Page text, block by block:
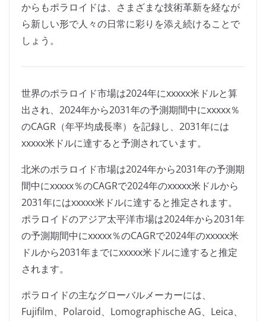
からもポラロイドは、さまざまな技術革新を経なが
ら新しい形で人々の日常に彩りを添え続けることで
しょう。
世界のポラロイド市場は2024年にxxxxx米ドルと算
出され、2024年から2031年の予測期間中にxxxxx％
のCAGR（年平均成長率）を記録し、2031年には
xxxxx米ドルに達すると予測されています。
北米のポラロイド市場は2024年から2031年の予測期
間中にxxxxx％のCAGRで2024年のxxxxx米ドルから
2031年にはxxxxx米ドルに達すると推定されます。
ポラロイドのアジア太平洋市場は2024年から2031年
の予測期間中にxxxxx％のCAGRで2024年のxxxxx米
ドルから2031年までにxxxxx米ドルに達すると推定
されます。
ポラロイドの主なグローバルメーカーには、
Fujifilm、Polaroid、Lomographische AG、Leica、